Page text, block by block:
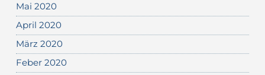
Mai 2020
April 2020
März 2020
Feber 2020